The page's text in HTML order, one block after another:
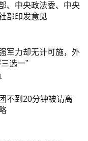
、中央政法委、中央
部印发意见
军力却无计可施，外
选一”
不到20分钟被请离